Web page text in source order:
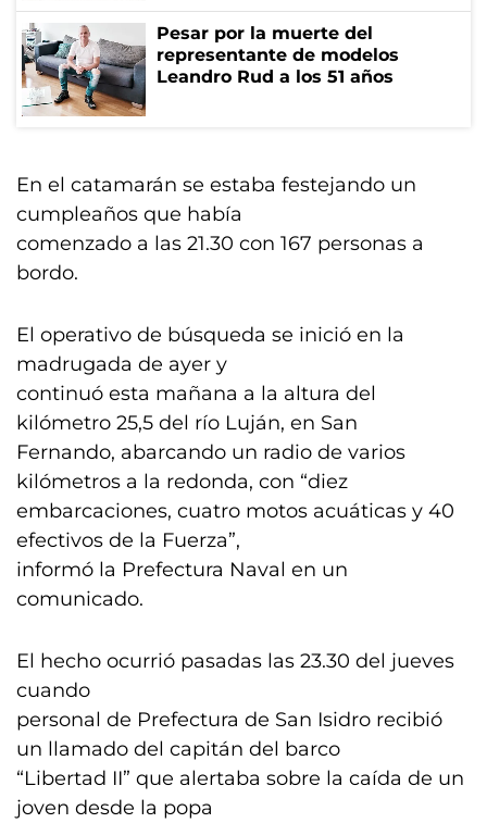
Pesar por la muerte del
representante de modelos
Leandro Rud a los 51 años
En el catamarán se estaba festejando un
cumpleaños que había
comenzado a las 21.30 con 167 personas a
bordo.
El operativo de búsqueda se inició en la
madrugada de ayer y
continuó esta mañana a la altura del
kilómetro 25,5 del río Luján, en San
Fernando, abarcando un radio de varios
kilómetros a la redonda, con “diez
embarcaciones, cuatro motos acuáticas y 40
efectivos de la Fuerza”,
informó la Prefectura Naval en un
comunicado.
El hecho ocurrió pasadas las 23.30 del jueves
cuando
personal de Prefectura de San Isidro recibió
un llamado del capitán del barco
“Libertad II” que alertaba sobre la caída de un
joven desde la popa